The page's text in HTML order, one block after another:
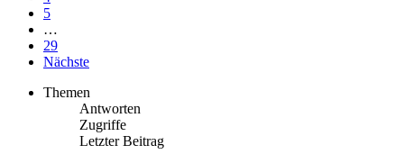
5
…
29
Nächste
Themen
Antworten
Zugriffe
Letzter Beitrag